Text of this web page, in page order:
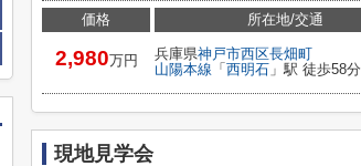
価格
2,980万円
所在地/交通
兵庫県神戸市西区長畑町
山陽本線 「 西明石 」駅 徒歩58分
現地見学会